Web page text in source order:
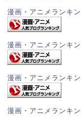
漫画・アニメランキ
漫画・アニメランキ
漫画・アニメランキ
漫画・アニメランキ